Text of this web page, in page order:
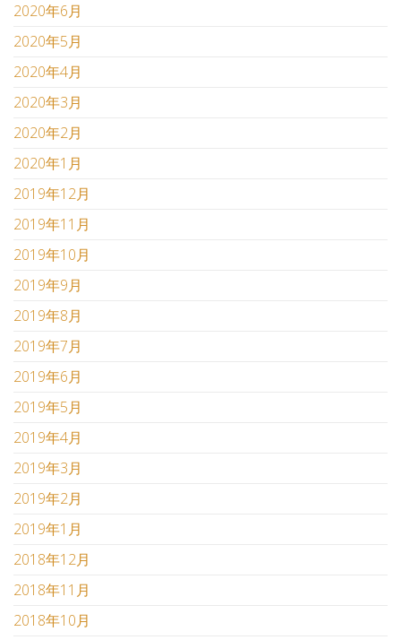
2020年6月
2020年5月
2020年4月
2020年3月
2020年2月
2020年1月
2019年12月
2019年11月
2019年10月
2019年9月
2019年8月
2019年7月
2019年6月
2019年5月
2019年4月
2019年3月
2019年2月
2019年1月
2018年12月
2018年11月
2018年10月